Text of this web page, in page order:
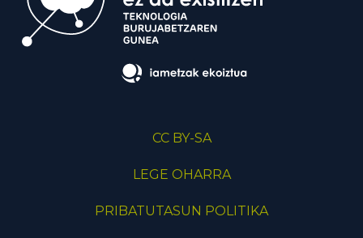
CC BY-SA
LEGE OHARRA
PRIBATUTASUN POLITIKA